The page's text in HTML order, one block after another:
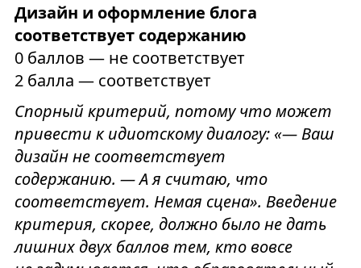
Дизайн и оформление блога
соответствует содержанию
0 баллов — не соответствует
2 балла — соответствует
Спорный критерий, потому что может
привести к идиотскому диалогу: «— Ваш
дизайн не соответствует
содержанию. — А я считаю, что
соответствует. Немая сцена». Введение
критерия, скорее, должно было не дать
лишних двух баллов тем, кто вовсе